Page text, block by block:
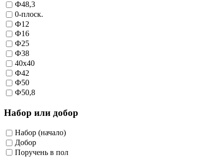
Ф48,3
0-плоск.
Ф12
Ф16
Ф25
Ф38
40х40
Ф42
Ф50
Ф50,8
Набор или добор
Набор (начало)
Добор
Поручень в пол